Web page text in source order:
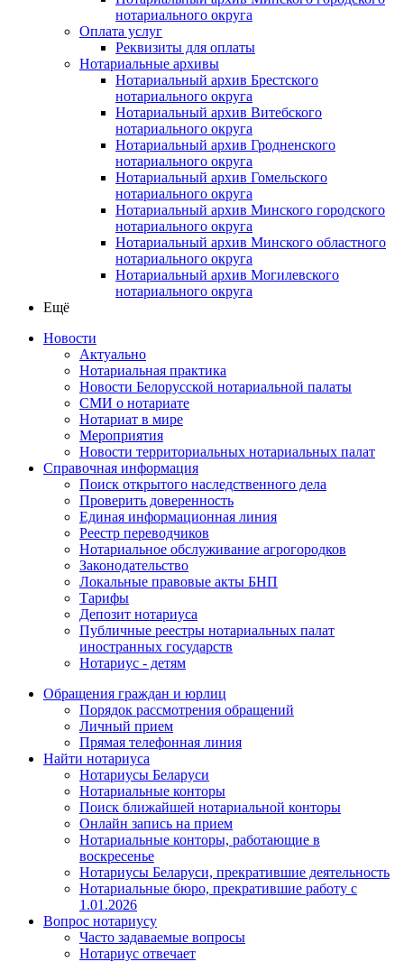
нотариального округа
Оплата услуг
Реквизиты для оплаты
Нотариальные архивы
Нотариальный архив Брестского
нотариального округа
Нотариальный архив Витебского
нотариального округа
Нотариальный архив Гродненского
нотариального округа
Нотариальный архив Гомельского
нотариального округа
Нотариальный архив Минского городского
нотариального округа
Нотариальный архив Минского областного
нотариального округа
Нотариальный архив Могилевского
нотариального округа
Ещё
Новости
Актуально
Нотариальная практика
Новости Белорусской нотариальной палаты
СМИ о нотариате
Нотариат в мире
Мероприятия
Новости территориальных нотариальных палат
Справочная информация
Поиск открытого наследственного дела
Проверить доверенность
Единая информационная линия
Реестр переводчиков
Нотариальное обслуживание агрогородков
Законодательство
Локальные правовые акты БНП
Тарифы
Депозит нотариуса
Публичные реестры нотариальных палат
иностранных государств
Нотариус - детям
Обращения граждан и юрлиц
Порядок рассмотрения обращений
Личный прием
Прямая телефонная линия
Найти нотариуса
Нотариусы Беларуси
Нотариальные конторы
Поиск ближайшей нотариальной конторы
Онлайн запись на прием
Нотариальные конторы, работающие в
воскресенье
Нотариусы Беларуси, прекратившие деятельность
Нотариальные бюро, прекратившие работу с
1.01.2026
Вопрос нотариусу
Часто задаваемые вопросы
Нотариус отвечает